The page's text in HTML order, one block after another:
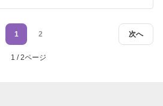
次へ
1 2
1 / 2ページ